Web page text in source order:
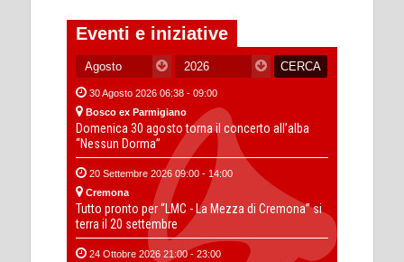
Eventi e iniziative
30 Agosto 2026 06:38 - 09:00
Bosco ex Parmigiano
Domenica 30 agosto torna il concerto all’alba
“Nessun Dorma”
20 Settembre 2026 09:00 - 14:00
Cremona
Tutto pronto per “LMC - La Mezza di Cremona” si
terra il 20 settembre
24 Ottobre 2026 21:00 - 23:00